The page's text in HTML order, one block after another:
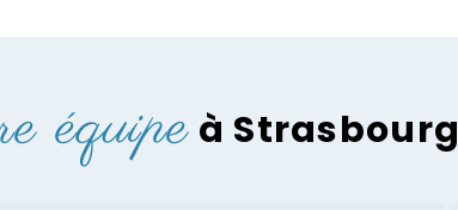
équipe à Strasbourg